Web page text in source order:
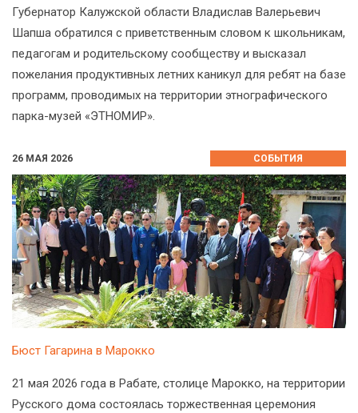
Губернатор Калужской области Владислав Валерьевич
Шапша обратился с приветственным словом к школьникам,
педагогам и родительскому сообществу и высказал
пожелания продуктивных летних каникул для ребят на базе
программ, проводимых на территории этнографического
парка-музей «ЭТНОМИР».
26 МАЯ 2026 СОБЫТИЯ
Бюст Гагарина в Марокко
21 мая 2026 года в Рабате, столице Марокко, на территории
Русского дома состоялась торжественная церемония